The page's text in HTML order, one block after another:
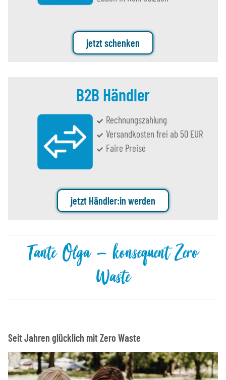
jetzt schenken
B2B Händler
Rechnungszahlung
Versandkosten frei ab 50 EUR
Faire Preise
jetzt Händler:in werden
Tante Olga – konsequent Zero
Waste
Seit Jahren glücklich mit Zero Waste